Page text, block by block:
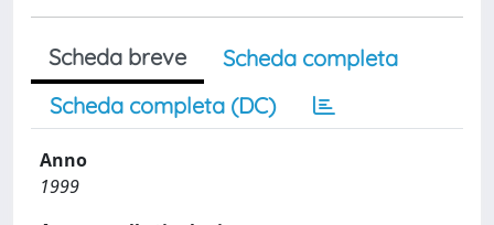
Scheda breve
Scheda completa
Scheda completa (DC)
Anno
1999